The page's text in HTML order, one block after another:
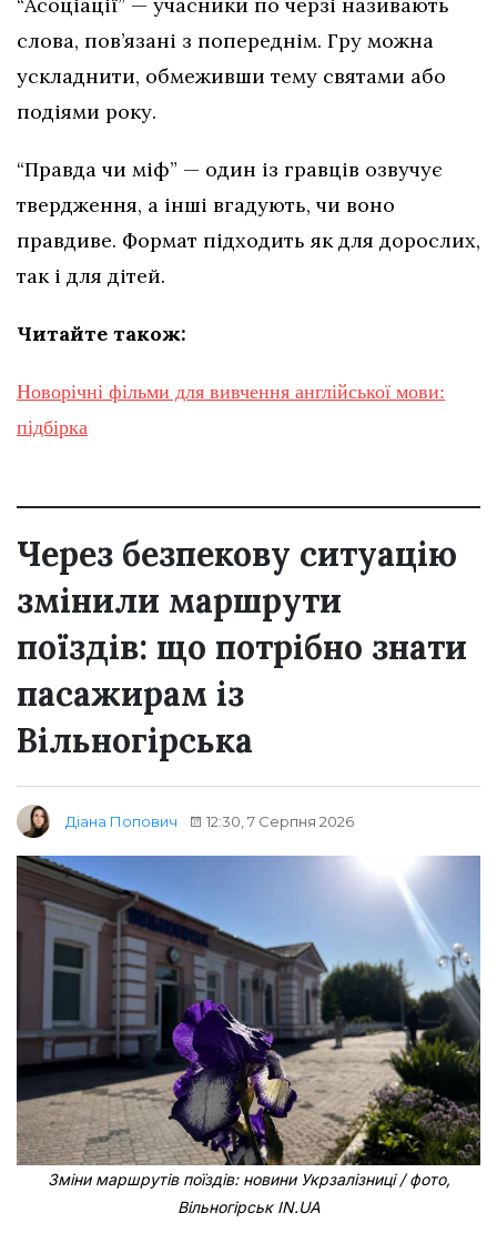
“Асоціації” — учасники по черзі називають
слова, пов’язані з попереднім. Гру можна
ускладнити, обмеживши тему святами або
подіями року.
“Правда чи міф” — один із гравців озвучує
твердження, а інші вгадують, чи воно
правдиве. Формат підходить як для дорослих,
так і для дітей.
Читайте також:
Новорічні фільми для вивчення англійської мови:
підбірка
Через безпекову ситуацію
змінили маршрути
поїздів: що потрібно знати
пасажирам із
Вільногірська
Діана Попович 12:30, 7 Серпня 2026
Зміни маршрутів поїздів: новини Укрзалізниці / фото,
Вільногірськ IN.UA